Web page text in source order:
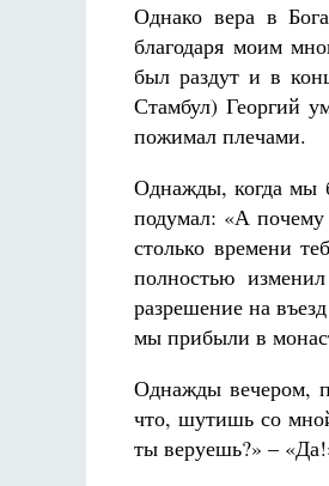
Однако вера в
благодаря моим
был раздут и в
Стамбул) Георгий
пожимал плечами.
Однажды, когда мы
подумал: «А
столько времени
полностью
разрешение на
мы прибыли в
Однажды вечером,
что, шутишь со
ты веруешь?» –